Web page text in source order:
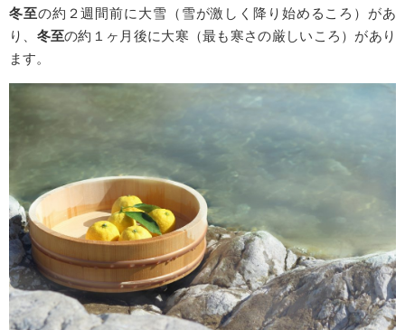
冬至の約２週間前に大雪（雪が激しく降り始めるころ）があ
り、 冬至の約１ヶ月後に大寒（最も寒さの厳しいころ）があり
ます。